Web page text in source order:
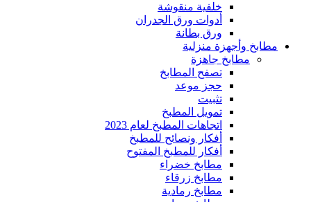
خلفية منقوشة
أدوات ورق الجدران
ورق بطانة
مطابخ وأجهزة منزلية
مطابخ جاهزة
تصفح المطابخ
حجز موعد
تثبيت
تمويل المطبخ
اتجاهات المطبخ لعام 2023
أفكار ونصائح للمطبخ
أفكار للمطبخ المفتوح
مطابخ خضراء
مطابخ زرقاء
مطابخ رمادية